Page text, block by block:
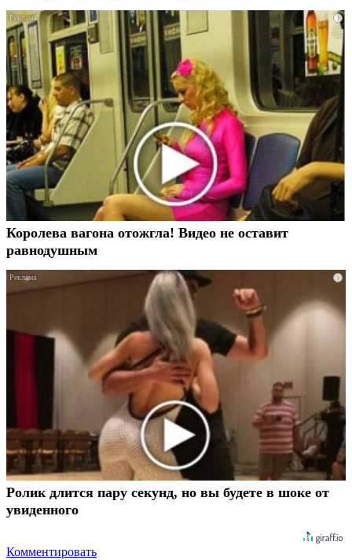
i
Королева вагона отожгла! Видео не оставит
равнодушным
i
Ролик длится пару секунд, но вы будете в шоке от
увиденного
Комментировать